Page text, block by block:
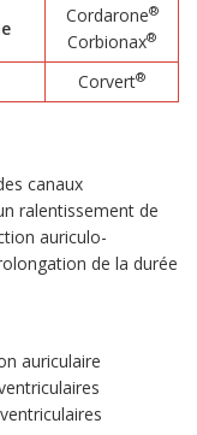
Cordarone®
Corbionax®
Corvert®
canaux
ralentissement de
auriculo-
de la durée
auriculaire